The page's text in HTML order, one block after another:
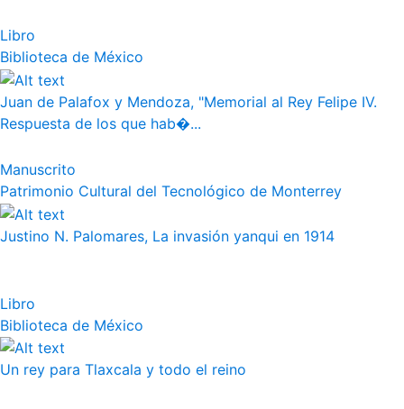
Libro
Biblioteca de México
Juan de Palafox y Mendoza, "Memorial al Rey Felipe IV.
Respuesta de los que hab�...
Manuscrito
Patrimonio Cultural del Tecnológico de Monterrey
Justino N. Palomares, La invasión yanqui en 1914
Libro
Biblioteca de México
Un rey para Tlaxcala y todo el reino